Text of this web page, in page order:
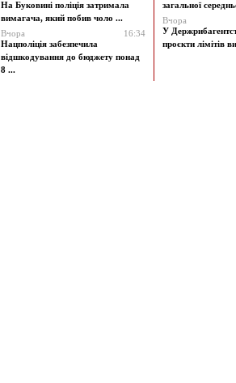
На Буковині поліція затримала
вимагача, який побив чоло ...
Вчора
16:34
Нацполіція забезпечила
відшкодування до бюджету понад
8 ...
загальної
Вчора
У
проєкти лімітів